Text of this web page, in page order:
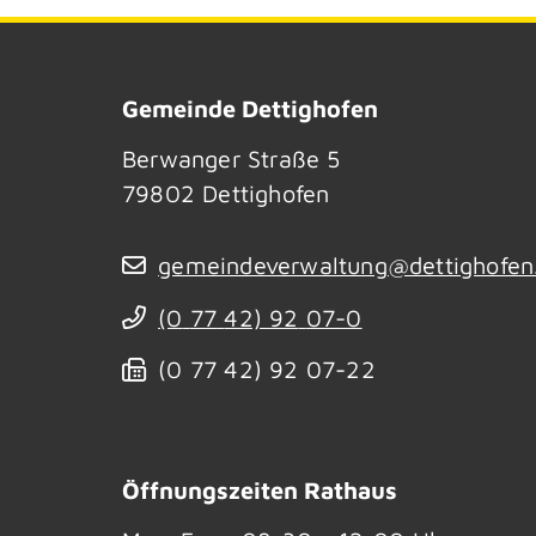
Gemeinde Dettighofen
Berwanger Straße 5
79802 Dettighofen
(0 77 42) 92 07-0
(0 77 42) 92 07-22
Öffnungszeiten Rathaus